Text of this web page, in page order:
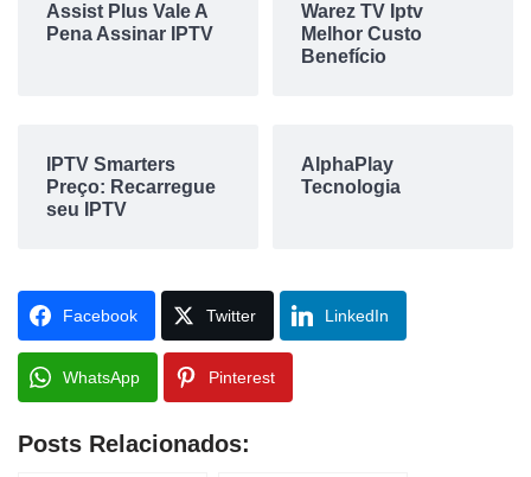
Assist Plus Vale A
Pena Assinar IPTV
Warez TV Iptv
Melhor Custo
Benefício
IPTV Smarters
Preço: Recarregue
seu IPTV
AlphaPlay
Tecnologia
Facebook Twitter LinkedIn
WhatsApp Pinterest
Posts Relacionados: